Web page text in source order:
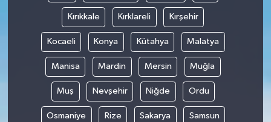
Kırıkkale Kırklareli Kırşehir
Kocaeli Konya Kütahya Malatya
Manisa Mardin Mersin Muğla
Muş Nevşehir Niğde Ordu
Osmaniye Rize Sakarya Samsun